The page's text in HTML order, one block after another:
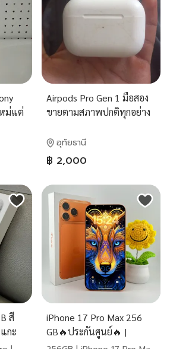
ม่แต่
Airpods Pro Gen 1 มือสอง
ขายตามสภาพปกติทุกอย่าง
อุทัยธานี
฿ 2,000
สี
กะ
iPhone 17 Pro Max 256
GB🔥ประกันศูนย์🔥 |
PH285